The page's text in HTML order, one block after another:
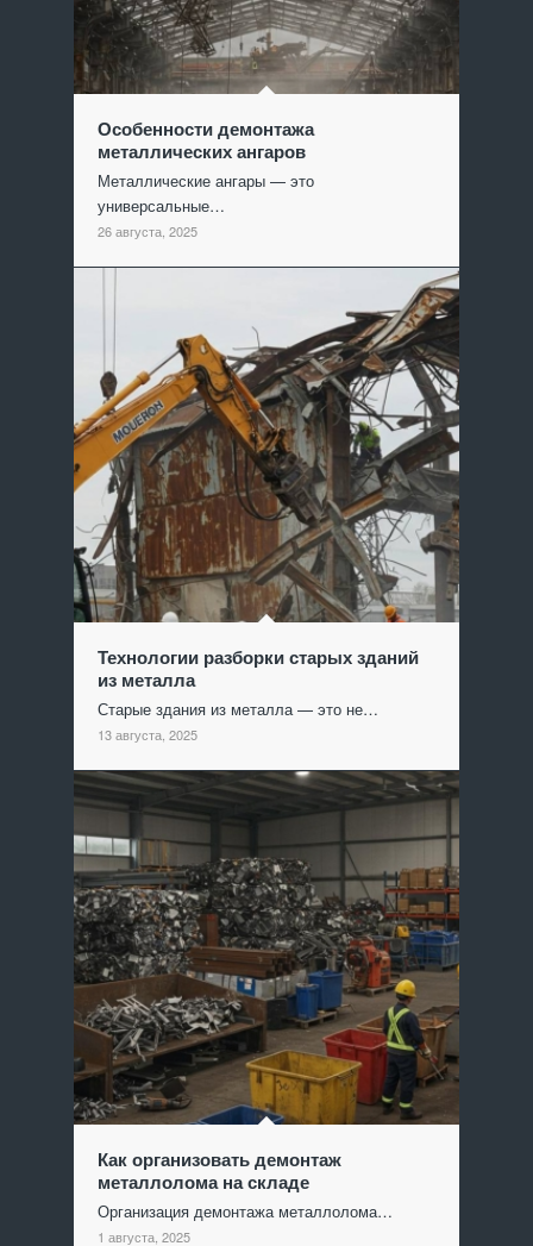
Особенности демонтажа
металлических ангаров
Металлические ангары — это
универсальные…
26 августа, 2025
Технологии разборки старых зданий
из металла
Старые здания из металла — это не…
13 августа, 2025
Как организовать демонтаж
металлолома на складе
Организация демонтажа металлолома…
1 августа, 2025